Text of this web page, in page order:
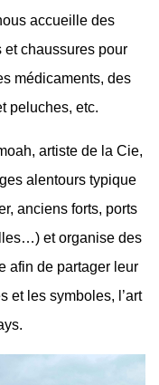
accueille des
et chaussures pour
médicaments, des
peluches, etc.
artiste de la Cie,
alentours typique
anciens forts, ports
et organise des
afin de partager leur
et les symboles, l’art